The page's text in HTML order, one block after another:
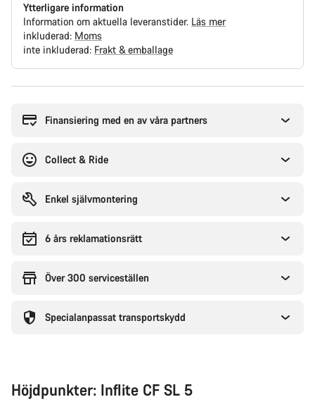
Ytterligare information
Information om aktuella leveranstider. Läs mer
inkluderad: Moms
inte inkluderad: Frakt & emballage
köpa
Finansiering med en av våra partners
Collect & Ride
Enkel självmontering
6 års reklamationsrätt
Över 300 serviceställen
Specialanpassat transportskydd
Höjdpunkter: Inflite CF SL 5